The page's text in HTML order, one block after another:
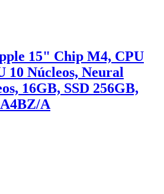
15" Chip M4, CPU
10 Núcleos, Neural
16GB, SSD 256GB,
A